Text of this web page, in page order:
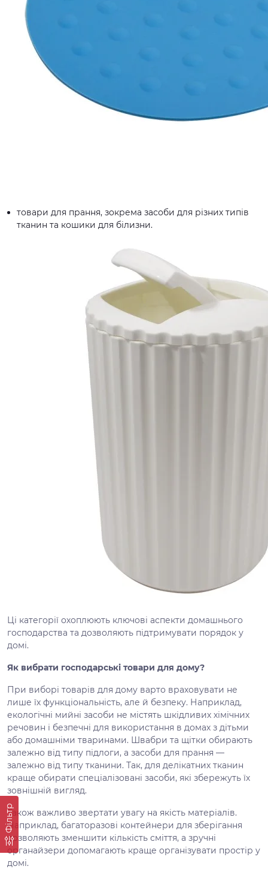
Фільтр
товари для прання, зокрема засоби для різних типів
тканин та кошики для білизни.
Ці категорії охоплюють ключові аспекти домашнього
господарства та дозволяють підтримувати порядок у
домі.
Як вибрати господарські товари для дому?
При виборі товарів для дому варто враховувати не
лише їх функціональність, але й безпеку. Наприклад,
екологічні мийні засоби не містять шкідливих хімічних
речовин і безпечні для використання в домах з дітьми
або домашніми тваринами. Швабри та щітки обирають
залежно від типу підлоги, а засоби для прання —
залежно від типу тканини. Так, для делікатних тканин
краще обирати спеціалізовані засоби, які збережуть їх
зовнішній вигляд.
Також важливо звертати увагу на якість матеріалів.
Наприклад, багаторазові контейнери для зберігання
дозволяють зменшити кількість сміття, а зручні
органайзери допомагають краще організувати простір у
домі.